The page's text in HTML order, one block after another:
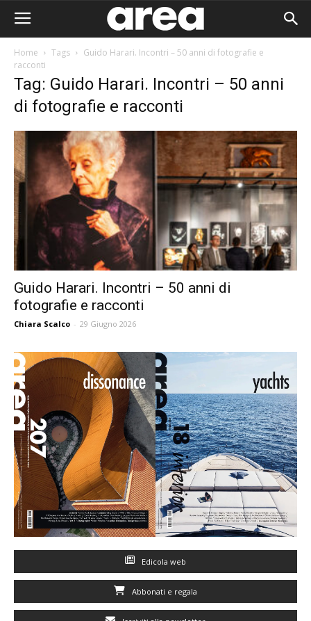
Home Tags
Guido Harari. Incontri – 50 anni di fotografie e
racconti
Tag: Guido Harari. Incontri – 50 anni
di fotografie e racconti
Guido Harari. Incontri – 50 anni di
fotografie e racconti
Chiara Scalco - 29 Giugno 2026
Edicola web
Abbonati e regala